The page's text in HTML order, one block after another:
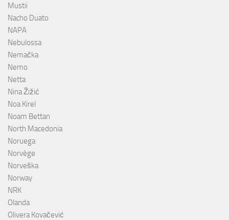
Mustii
Nacho Duato
NAPA
Nebulossa
Nemačka
Nemo
Netta
Nina Žižić
Noa Kirel
Noam Bettan
North Macedonia
Noruega
Norvège
Norveška
Norway
NRK
Olanda
Olivera Kovačević